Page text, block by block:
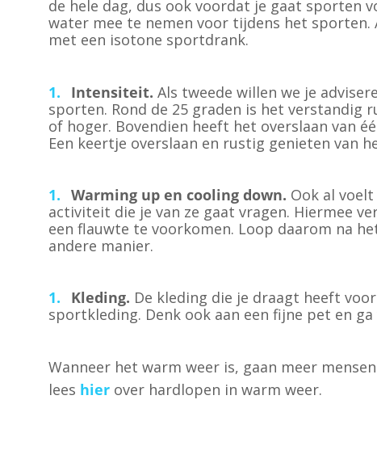
de hele dag, dus ook voordat je gaat sporten
water mee te nemen voor tijdens het
met een isotone sportdrank.
Intensiteit. Als tweede willen we je
sporten. Rond de 25 graden is het
of hoger. Bovendien heeft het overslaan van
Een keertje overslaan en rustig genieten van
Warming up en cooling down. Ook al
activiteit die je van ze gaat vragen. Hiermee
een flauwte te voorkomen. Loop daarom na
andere manier.
Kleding. De kleding die je draagt heeft
sportkleding. Denk ook aan een fijne pet en
Wanneer het warm weer is, gaan meer
lees hier over hardlopen in warm weer.